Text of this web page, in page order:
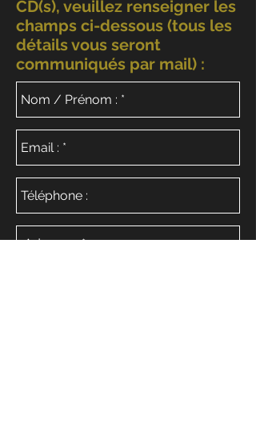
CD(s), veuillez renseigner les
champs ci-dessous (tous les
détails vous seront
communiqués par mail) :